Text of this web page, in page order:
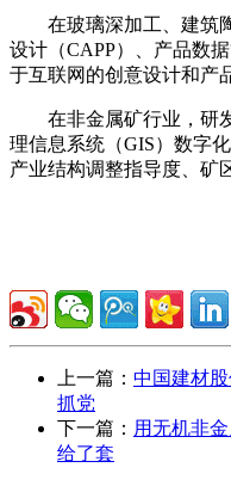
在玻璃深加工、建筑陶
设计（CAPP）、产品数
于互联网的创意设计和产
在非金属矿行业，研发
理信息系统（GIS）数字
产业结构调整指导度、矿
上一篇： 中国建材
抓党
下一篇： 用无机非
给了套